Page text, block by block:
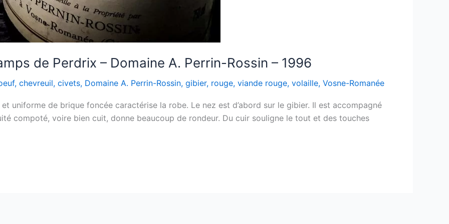
de Perdrix – Domaine A. Perrin-Rossin – 1996
, chevreuil, civets, Domaine A. Perrin-Rossin, gibier, rouge, viande rouge, volaille, Vosne-Romanée
uniforme de brique foncée caractérise la robe. Le nez est d’abord sur le gibier. Il est accompagné
compoté, voire bien cuit, donne beaucoup de rondeur. Du cuir souligne le tout et des touches